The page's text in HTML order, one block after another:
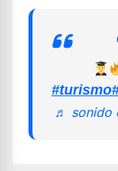
#turismo
♬ sonido